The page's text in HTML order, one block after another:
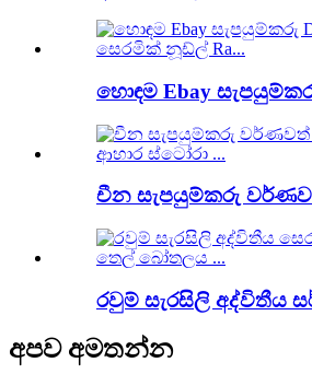
හොඳම Ebay සැපයුම්කරු
චීන සැපයුම්කරු
රවුම් සැරසිලි අද්විතීය
අපව අමතන්න